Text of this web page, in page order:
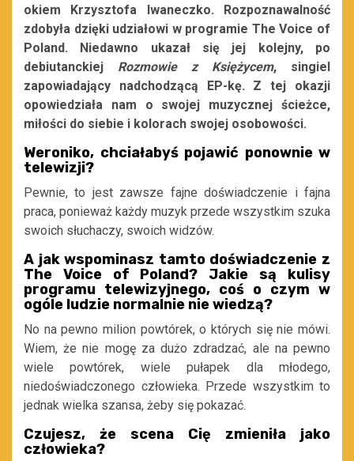
okiem Krzysztofa Iwaneczko. Rozpoznawalność
zdobyła dzięki udziałowi w programie The Voice of
Poland. Niedawno ukazał się jej kolejny, po
debiutanckiej Rozmowie z Księżycem, singiel
zapowiadający nadchodzącą EP-kę. Z tej okazji
opowiedziała nam o swojej muzycznej ścieżce,
miłości do siebie i kolorach swojej osobowości.
Weroniko, chciałabyś pojawić ponownie w
telewizji?
Pewnie, to jest zawsze fajne doświadczenie i fajna
praca, ponieważ każdy muzyk przede wszystkim szuka
swoich słuchaczy, swoich widzów.
A jak wspominasz tamto doświadczenie z
The Voice of Poland? Jakie są kulisy
programu telewizyjnego, coś o czym w
ogóle ludzie normalnie nie wiedzą?
No na pewno milion powtórek, o których się nie mówi.
Wiem, że nie mogę za dużo zdradzać, ale na pewno
wiele powtórek, wiele pułapek dla młodego,
niedoświadczonego człowieka. Przede wszystkim to
jednak wielka szansa, żeby się pokazać.
Czujesz, że scena Cię zmieniła jako
człowieka?